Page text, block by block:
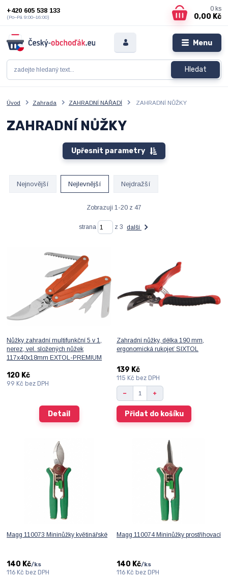
Menu
Hledat
+420 605 538 133
(Po–Pá 9:00–16:00)
0 ks
0,00 Kč
Úvod Zahrada ZAHRADNÍ NÁŘADÍ ZAHRADNÍ NŮŽKY
ZAHRADNÍ NŮŽKY
Upřesnit parametry
Nejnovější Nejlevnější Nejdražší
Zobrazuji 1-20 z 47
strana z 3 další
Nůžky zahradní multifunkční 5 v 1,
nerez, vel. složených nůžek
117x40x18mm EXTOL-PREMIUM
120 Kč
99 Kč bez DPH
Detail
Zahradní nůžky, délka 190 mm,
ergonomická rukojeť SIXTOL
139 Kč
115 Kč bez DPH
Přidat do košíku
Magg 110073 Mininůžky květinářské
140 Kč/ks
116 Kč bez DPH
Magg 110074 Mininůžky prostřihovací
140 Kč/ks
116 Kč bez DPH